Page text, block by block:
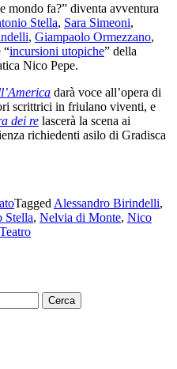
mondo fa?” diventa avventura
Stella, Sara Simeoni,
, Giampaolo Ormezzano,
“incursioni utopiche” della
Nico Pepe.
darà voce all’opera di
scrittrici in friulano viventi, e
dei re lascerà la scena ai
richiedenti asilo di Gradisca
Tagged Alessandro Birindelli,
Stella, Nelvia di Monte, Nico
Teatro